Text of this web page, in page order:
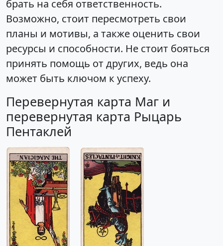
брать на себя ответственность.
Возможно, стоит пересмотреть свои
планы и мотивы, а также оценить свои
ресурсы и способности. Не стоит бояться
принять помощь от других, ведь она
может быть ключом к успеху.
Перевернутая карта Маг и
перевернутая карта Рыцарь
Пентаклей